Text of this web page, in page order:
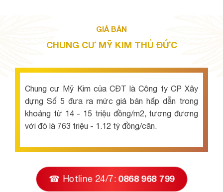
GIÁ BÁN
CHUNG CƯ MỸ KIM THỦ ĐỨC
Chung cư Mỹ Kim của CĐT là Công ty CP Xây
dựng Số 5 đưa ra mức giá bán hấp dẫn trong
khoảng từ 14 - 15 triệu đồng/m2, tương đương
với đó là 763 triệu - 1.12 tỷ đồng/căn.
☎ Hotline 24/7: 0868 968 799